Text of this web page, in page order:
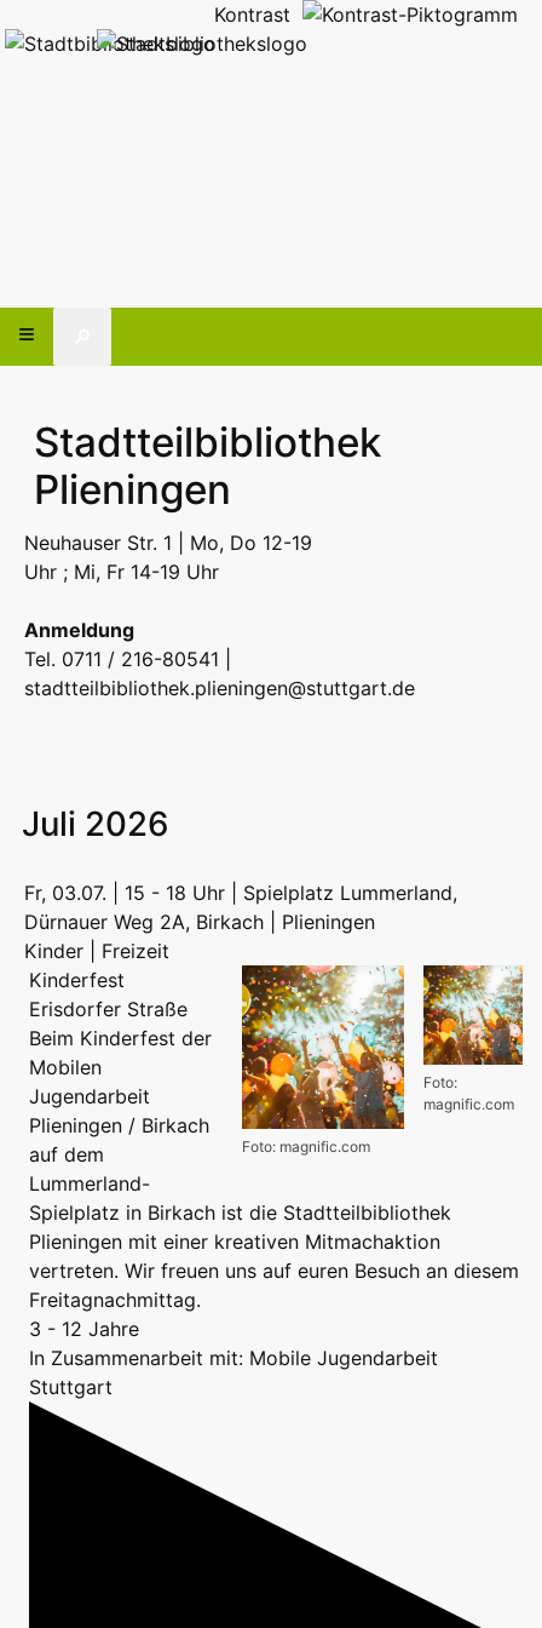
Kontrast
Stadtteilbibliothek
Plieningen
Neuhauser Str. 1 | Mo, Do 12-19
Uhr ; Mi, Fr 14-19 Uhr
Anmeldung
Tel. 0711 / 216-80541 |
stadtteilbibliothek.plieningen@stuttgart.de
Juli 2026
Fr, 03.07. | 15 - 18 Uhr | Spielplatz Lummerland,
Dürnauer Weg 2A, Birkach | Plieningen
Kinder | Freizeit
Foto:
magnific.com
Foto: magnific.com
Kinderfest
Erisdorfer Straße
Beim Kinderfest der
Mobilen
Jugendarbeit
Plieningen / Birkach
auf dem
Lummerland-
Spielplatz in Birkach ist die Stadtteilbibliothek
Plieningen mit einer kreativen Mitmachaktion
vertreten. Wir freuen uns auf euren Besuch an diesem
Freitagnachmittag.
3 - 12 Jahre
In Zusammenarbeit mit: Mobile Jugendarbeit
Stuttgart